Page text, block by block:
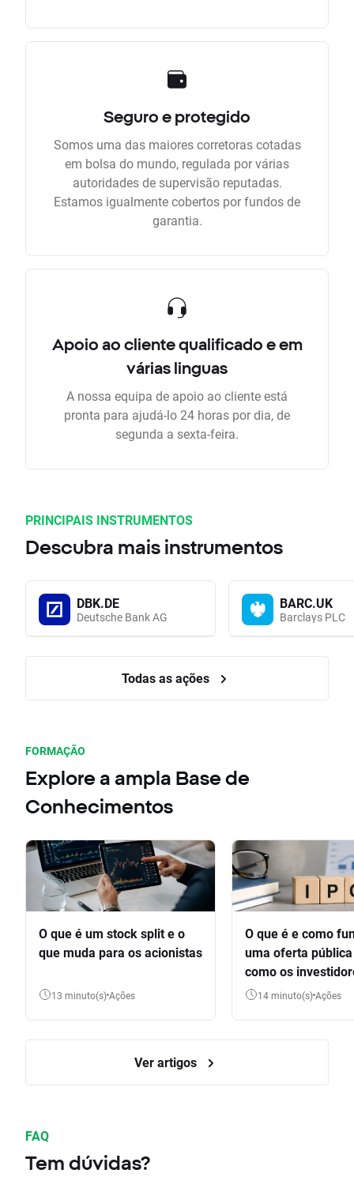
Seguro e protegido
Somos uma das maiores corretoras cotadas
em bolsa do mundo, regulada por várias
autoridades de supervisão reputadas.
Estamos igualmente cobertos por fundos de
garantia.
Apoio ao cliente qualificado e em
várias linguas
A nossa equipa de apoio ao cliente está
pronta para ajudá-lo 24 horas por dia, de
segunda a sexta-feira.
PRINCIPAIS INSTRUMENTOS
Descubra mais instrumentos
DBK.DE
Deutsche Bank AG
BARC.UK
Barclays PLC
Todas as ações
FORMAÇÃO
Explore a ampla Base de
Conhecimentos
O que é um stock split e o
que muda para os acionistas
13 minuto(s) Ações
O que é e como
uma oferta
como os
participar
14 minuto(s) Ações
Ver artigos
FAQ
Tem dúvidas?